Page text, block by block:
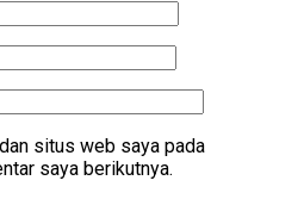
situs web saya pada
saya berikutnya.